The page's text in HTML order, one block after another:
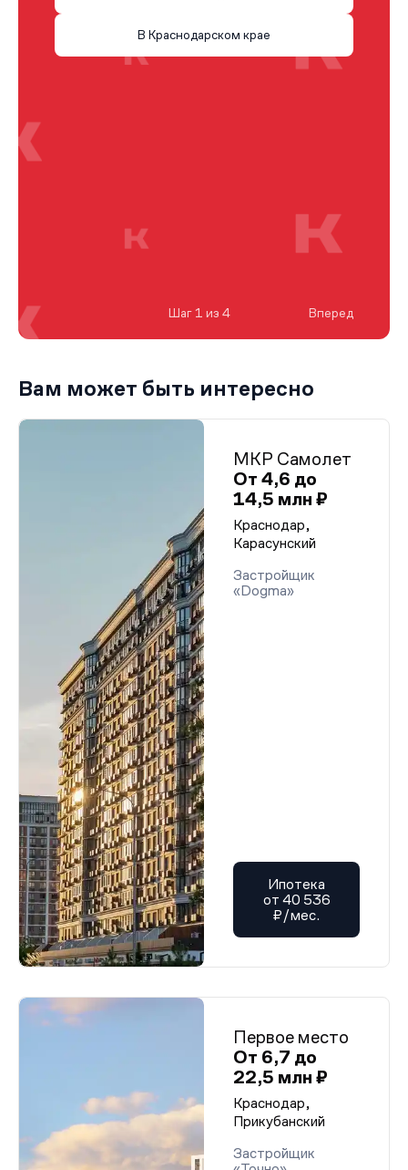
В Краснодарском крае
Шаг 1 из 4 Вперед
Вам может быть интересно
МКР Самолет
От 4,6 до
14,5 млн ₽
Краснодар,
Карасунский
Застройщик
«Dogma»
Ипотека
от 40 536
₽/мес.
Первое место
От 6,7 до
22,5 млн ₽
Краснодар,
Прикубанский
Застройщик